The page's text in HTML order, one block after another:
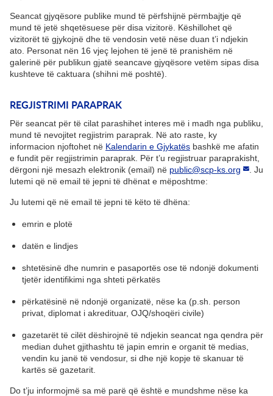
Seancat gjyqësore publike mund të përfshijnë përmbajtje që
mund të jetë shqetësuese për disa vizitorë. Këshillohet që
vizitorët të gjykojnë dhe të vendosin vetë nëse duan t’i ndjekin
ato. Personat nën 16 vjeç lejohen të jenë të pranishëm në
galerinë për publikun gjatë seancave gjyqësore vetëm sipas disa
kushteve të caktuara (shihni më poshtë).
REGJISTRIMI PARAPRAK
Për seancat për të cilat parashihet interes më i madh nga publiku,
mund të nevojitet regjistrim paraprak. Në ato raste, ky
informacion njoftohet në Kalendarin e Gjykatës bashkë me afatin
e fundit për regjistrimin paraprak. Për t’u regjistruar paraprakisht,
dërgoni një mesazh elektronik (email) në public@scp-ks.org
. Ju
lutemi që në email të jepni të dhënat e mëposhtme:
Ju lutemi që në email të jepni të këto të dhëna:
emrin e plotë
datën e lindjes
shtetësinë dhe numrin e pasaportës ose të ndonjë dokumenti
tjetër identifikimi nga shteti përkatës
përkatësinë në ndonjë organizatë, nëse ka (p.sh. person
privat, diplomat i akredituar, OJQ/shoqëri civile)
gazetarët të cilët dëshirojnë të ndjekin seancat nga qendra për
median duhet gjithashtu të japin emrin e organit të medias,
vendin ku janë të vendosur, si dhe një kopje të skanuar të
kartës së gazetarit.
Do t’ju informojmë sa më parë që është e mundshme nëse ka